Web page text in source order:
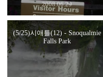
2008.06.29
(5/25)시애틀(12) - Snoqualmie
Falls Park